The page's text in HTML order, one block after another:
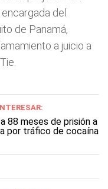
del
de Panamá,
a juicio a
88 meses de prisión a
por tráfico de cocaína